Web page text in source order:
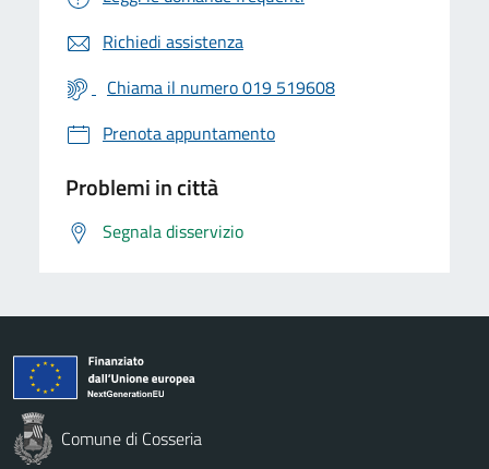
Richiedi assistenza
Chiama il numero 019 519608
Prenota appuntamento
Problemi in città
Segnala disservizio
Comune di Cosseria